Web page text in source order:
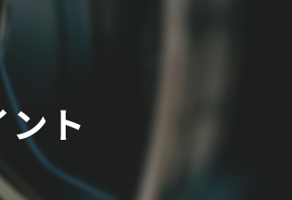
中古車
修理 ト